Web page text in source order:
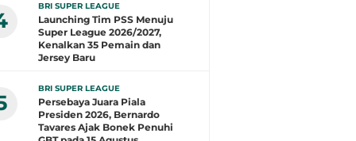
BRI SUPER LEAGUE
Launching Tim PSS Menuju
Super League 2026/2027,
Kenalkan 35 Pemain dan
Jersey Baru
BRI SUPER LEAGUE
Persebaya Juara Piala
Presiden 2026, Bernardo
Tavares Ajak Bonek Penuhi